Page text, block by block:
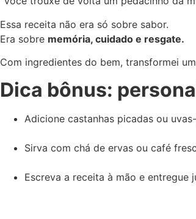
Essa receita não era só sobre sabor.
Era sobre memória, cuidado e resgate.
Com ingredientes do bem, transformei
Dica bônus:
Adicione castanhas picadas ou
Sirva com chá de ervas ou café
Escreva a receita à mão e entregue